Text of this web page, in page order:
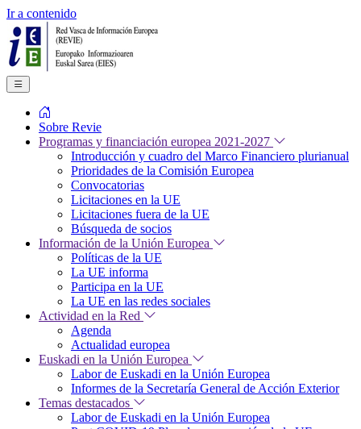
Ir a contenido
Sobre Revie
Programas y financiación europea 2021-2027
Introducción y cuadro del Marco Financiero plurianual
Prioridades de la Comisión Europea
Convocatorias
Licitaciones en la UE
Licitaciones fuera de la UE
Búsqueda de socios
Información de la Unión Europea
Políticas de la UE
La UE informa
Participa en la UE
La UE en las redes sociales
Actividad en la Red
Agenda
Actualidad europea
Euskadi en la Unión Europea
Labor de Euskadi en la Unión Europea
Informes de la Secretaría General de Acción Exterior
Temas destacados
Labor de Euskadi en la Unión Europea